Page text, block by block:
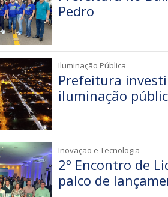
Pedro
Iluminação Pública
Prefeitura
iluminação
Inovação e Tecnologia
2º Encontro de
palco de